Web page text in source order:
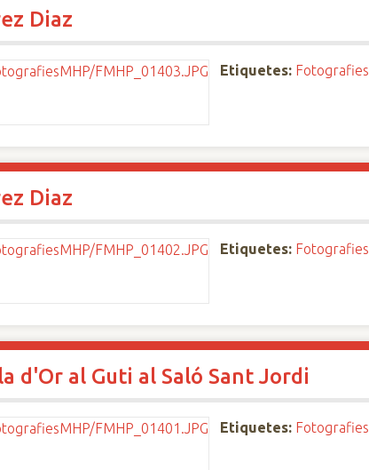
Diaz
Etiquetes: Fotografies
Diaz
Etiquetes: Fotografies
d'Or al Guti al Saló Sant Jordi
Etiquetes: Fotografies